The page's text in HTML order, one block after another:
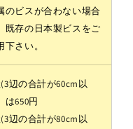
のビスが合わない場合
既存の日本製ビスをご
下さい。
辺の合計が60cm以
は650円
辺の合計が80cm以